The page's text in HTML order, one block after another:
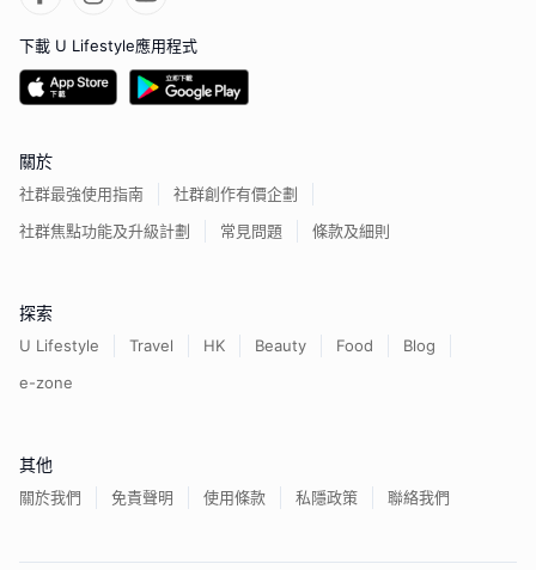
下載 U Lifestyle應用程式
關於
社群最強使用指南
社群創作有價企劃
社群焦點功能及升級計劃
常見問題 條款及細則
探索
U Lifestyle Travel HK Beauty Food
Blog
e-zone
其他
關於我們 免責聲明 使用條款 私隱政策 聯絡我們